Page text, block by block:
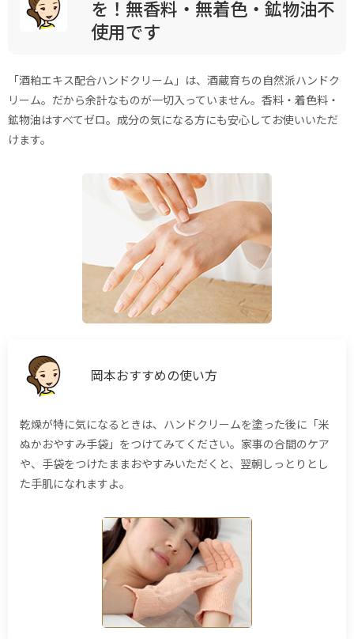
を！無香料・無着色・鉱物油不
使用です
「酒粕エキス配合ハンドクリーム」は、酒蔵育ちの自然派ハンドク
リーム。だから余計なものが一切入っていません。香料・着色料・
鉱物油はすべてゼロ。成分の気になる方にも安心してお使いいただ
けます。
岡本おすすめの使い方
乾燥が特に気になるときは、ハンドクリームを塗った後に「米
ぬかおやすみ手袋」をつけてみてください。家事の合間のケア
や、手袋をつけたままおやすみいただくと、翌朝しっとりとし
た手肌になれますよ。